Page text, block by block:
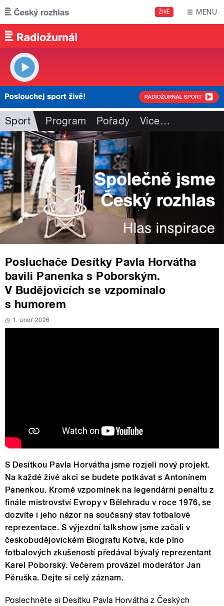
Přejít k hlavnímu obsahu
ŽIVĚ MENU
Sport Program Pořady Více…
Posluchače Desítky Pavla Horvátha
bavili Panenka s Poborským.
V Budějovicích se vzpomínalo
s humorem
1. únor 2026
S Desítkou Pavla Horvátha jsme rozjeli nový projekt.
Na každé živé akci se budete potkávat s Antonínem
Panenkou. Kromě vzpomínek na legendární penaltu z
finále mistrovství Evropy v Bělehradu v roce 1976, se
dozvíte i jeho názor na současný stav fotbalové
reprezentace. S výjezdní talkshow jsme začali v
českobudějovickém Biografu Kotva, kde plno
fotbalových zkušeností předával bývalý reprezentant
Karel Poborský. Večerem provázel moderátor Jan
Pěruška. Dejte si celý záznam.
Poslechněte si Desítku Pavla Horvátha z Českých